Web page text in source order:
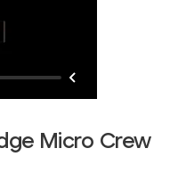
Micro Crew